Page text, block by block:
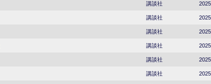
講談社
講談社
講談社
講談社
講談社
講談社